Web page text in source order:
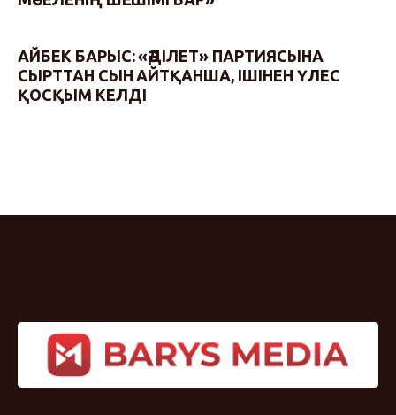
АЙБЕК БАРЫС: «ӘДІЛЕТ» ПАРТИЯСЫНА
СЫРТТАН СЫН АЙТҚАНША, ІШІНЕН ҮЛЕС
ҚОСҚЫМ КЕЛДІ